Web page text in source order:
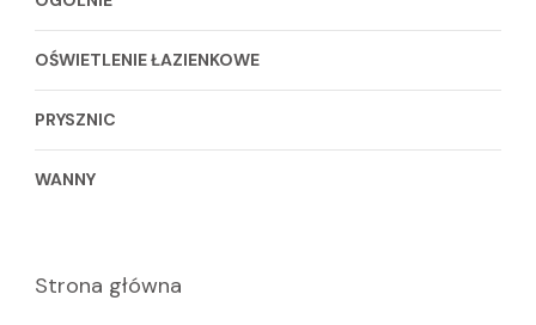
OŚWIETLENIE ŁAZIENKOWE
PRYSZNIC
WANNY
Strona główna